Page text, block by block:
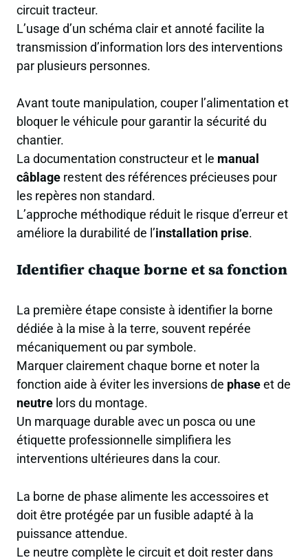
circuit tracteur.
L’usage d’un schéma clair et annoté facilite la
transmission d’information lors des interventions
par plusieurs personnes.
Avant toute manipulation, couper l’alimentation et
bloquer le véhicule pour garantir la sécurité du
chantier.
La documentation constructeur et le manual
câblage restent des références précieuses pour
les repères non standard.
L’approche méthodique réduit le risque d’erreur et
améliore la durabilité de l’installation prise.
Identifier chaque borne et sa fonction
La première étape consiste à identifier la borne
dédiée à la mise à la terre, souvent repérée
mécaniquement ou par symbole.
Marquer clairement chaque borne et noter la
fonction aide à éviter les inversions de phaseet de
neutre lors du montage.
Un marquage durable avec un posca ou une
étiquette professionnelle simplifiera les
interventions ultérieures dans la cour.
La borne de phase alimente les accessoires et
doit être protégée par un fusible adapté à la
puissance attendue.
Le neutre complète le circuit et doit rester dans